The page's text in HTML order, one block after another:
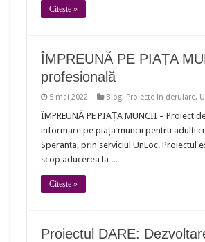
Citește »
ÎMPREUNĂ PE PIAȚA
profesională
5 mai 2022 Blog, Proiecte în derulare,
ÎMPREUNĂ PE PIAȚA MUNCII –
informare pe piața muncii pentru adulți
Speranța, prin serviciul UnLoc. Proiectul
scop aducerea la ...
Citește »
Proiectul DARE: